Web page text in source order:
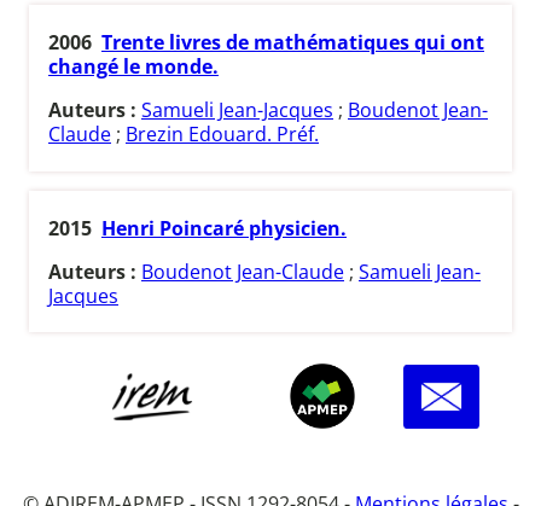
2006 Trente livres de mathématiques qui ont
changé le monde.
Auteurs : Samueli Jean-Jacques ; Boudenot Jean-
Claude ; Brezin Edouard. Préf.
2015 Henri Poincaré physicien.
Auteurs : Boudenot Jean-Claude ; Samueli Jean-
Jacques